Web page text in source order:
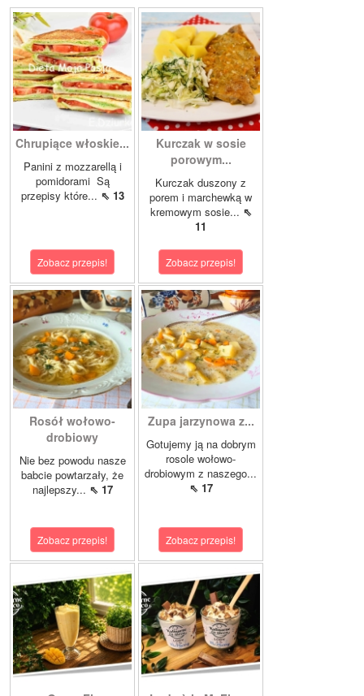
Chrupiące włoskie...
Panini z mozzarellą i
pomidorami Są
przepisy które... ⇖ 13
Zobacz przepis!
Kurczak w sosie
porowym...
Kurczak duszony z
porem i marchewką w
kremowym sosie... ⇖
11
Zobacz przepis!
Rosół wołowo-
drobiowy
Nie bez powodu nasze
babcie powtarzały, że
najlepszy... ⇖ 17
Zobacz przepis!
Zupa jarzynowa z...
Gotujemy ją na dobrym
rosole wołowo-
drobiowym z naszego...
⇖ 17
Zobacz przepis!